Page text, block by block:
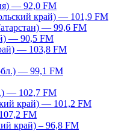
— 92,0 FM
край) — 101,9 FM
— 99,6 FM
— 90,5 FM
— 103,8 FM
— 99,1 FM
— 102,7 FM
край) — 101,2 FM
FM
край) – 96,8 FM